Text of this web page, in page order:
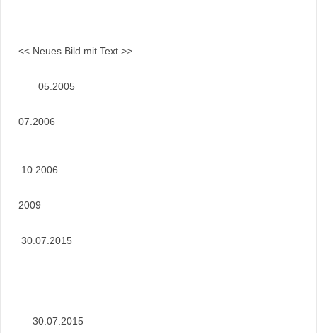
<< Neues Bild mit Text >>
05.2005
07.2006
10.2006
2009
30.07.2015
30.07.2015